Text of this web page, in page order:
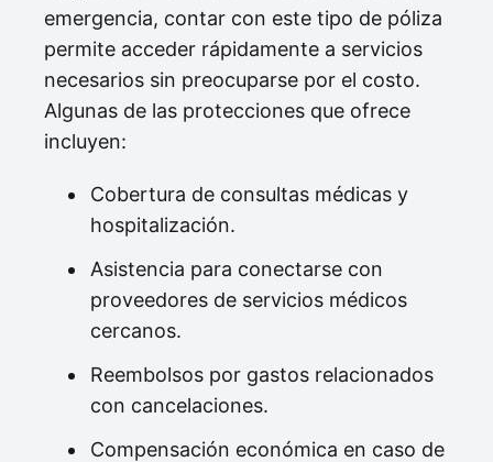
emergencia, contar con este tipo de póliza
permite acceder rápidamente a servicios
necesarios sin preocuparse por el costo.
Algunas de las protecciones que ofrece
incluyen:
Cobertura de consultas médicas y
hospitalización.
Asistencia para conectarse con
proveedores de servicios médicos
cercanos.
Reembolsos por gastos relacionados
con cancelaciones.
Compensación económica en caso de